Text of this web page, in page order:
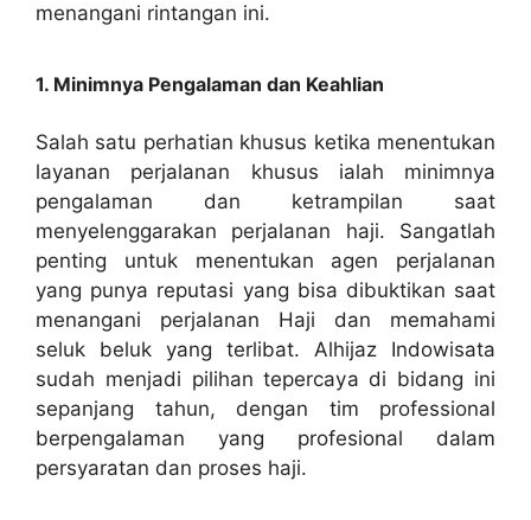
menangani rintangan ini.
1. Minimnya Pengalaman dan Keahlian
Salah satu perhatian khusus ketika menentukan
layanan perjalanan khusus ialah minimnya
pengalaman dan ketrampilan saat
menyelenggarakan perjalanan haji. Sangatlah
penting untuk menentukan agen perjalanan
yang punya reputasi yang bisa dibuktikan saat
menangani perjalanan Haji dan memahami
seluk beluk yang terlibat. Alhijaz Indowisata
sudah menjadi pilihan tepercaya di bidang ini
sepanjang tahun, dengan tim professional
berpengalaman yang profesional dalam
persyaratan dan proses haji.